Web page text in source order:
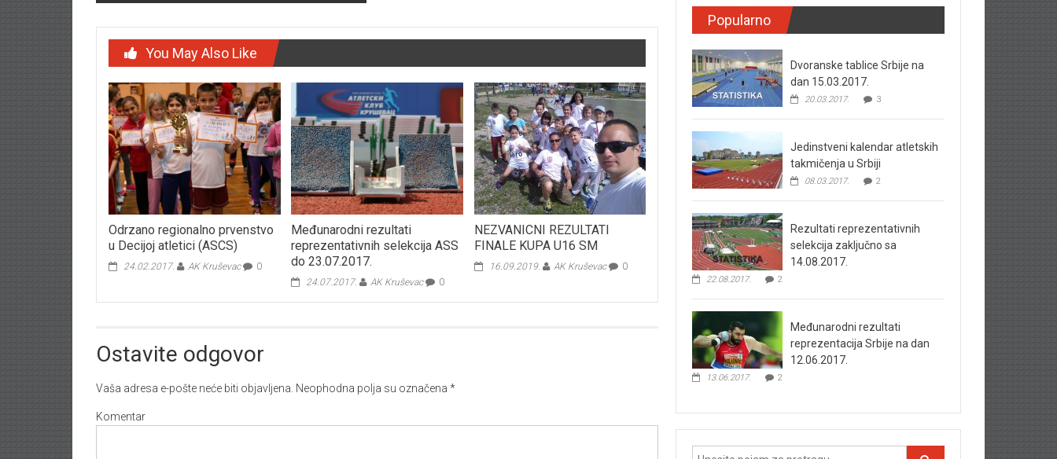
You May Also Like
Odrzano regionalno prvenstvo
u Decijoj atletici (ASCS)
24.02.2017. AK Kruševac 0
Međunarodni rezultati
reprezentativnih selekcija ASS
do 23.07.2017.
24.07.2017. AK Kruševac 0
NEZVANICNI REZULTATI
FINALE KUPA U16 SM
16.09.2019. AK Kruševac 0
Ostavite odgovor
Vaša adresa e-pošte neće biti objavljena. Neophodna polja su označena *
Komentar
Popularno
Dvoranske tablice Srbije na
dan 15.03.2017.
20.03.2017. 3
Jedinstveni kalendar atletskih
takmičenja u Srbiji
08.03.2017. 2
Rezultati reprezentativnih
selekcija zaključno sa
14.08.2017.
22.08.2017. 2
Međunarodni rezultati
reprezentacija Srbije na dan
12.06.2017.
13.06.2017. 2